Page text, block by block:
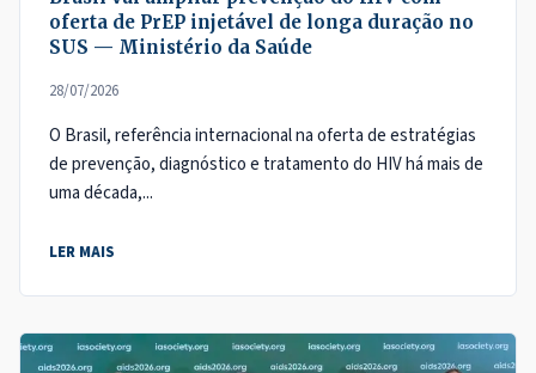
oferta de PrEP injetável de longa duração no
SUS — Ministério da Saúde
28/07/2026
O Brasil, referência internacional na oferta de estratégias
de prevenção, diagnóstico e tratamento do HIV há mais de
uma década,...
LER MAIS